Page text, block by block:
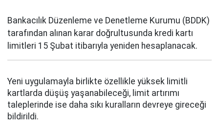
Bankacılık Düzenleme ve Denetleme Kurumu (BDDK)
tarafından alınan karar doğrultusunda kredi kartı
limitleri 15 Şubat itibarıyla yeniden hesaplanacak.
Yeni uygulamayla birlikte özellikle yüksek limitli
kartlarda düşüş yaşanabileceği, limit artırımı
taleplerinde ise daha sıkı kuralların devreye gireceği
bildirildi.